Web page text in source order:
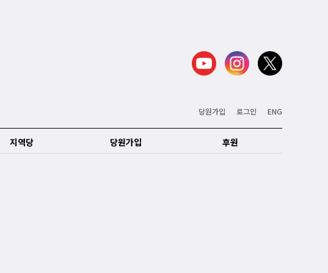
당원가입 로그인 ENG
지역당 당원가입 후원